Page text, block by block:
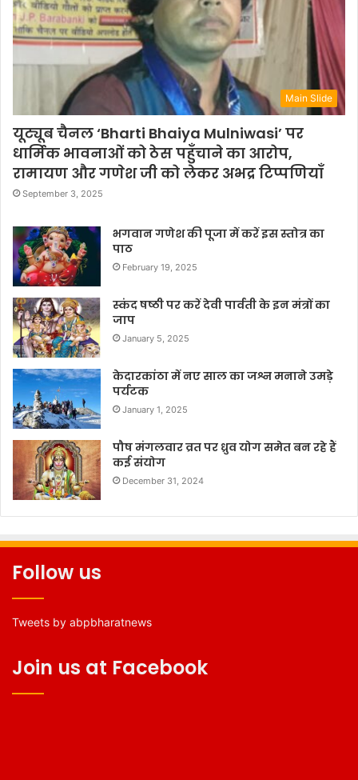
Main Slide
यूट्यूब चैनल ‘Bharti Bhaiya Mulniwasi’ पर
धार्मिक भावनाओं को ठेस पहुँचाने का आरोप,
रामायण और गणेश जी को लेकर अभद्र टिप्पणियाँ
September 3, 2025
भगवान गणेश की पूजा में करें इस स्तोत्र का
पाठ
February 19, 2025
स्कंद षष्ठी पर करें देवी पार्वती के इन मंत्रों का
जाप
January 5, 2025
केदारकांठा में नए साल का जश्न मनाने उमड़े
पर्यटक
January 1, 2025
पौष मंगलवार व्रत पर ध्रुव योग समेत बन रहे हैं
कई संयोग
December 31, 2024
Follow us
Tweets by abpbharatnews
Join us at Facebook